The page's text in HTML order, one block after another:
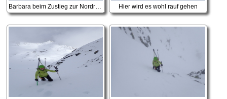
Barbara beim Zustieg zur Nordrinne Hier wird es wohl rauf gehen